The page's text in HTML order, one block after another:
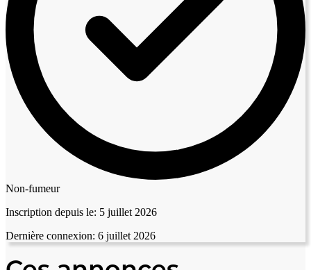
Non-fumeur
Inscription depuis le: 5 juillet 2026
Dernière connexion: 6 juillet 2026